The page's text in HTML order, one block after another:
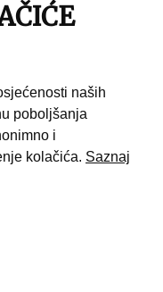
naših
poboljšanja
i
kolačića. Saznaj